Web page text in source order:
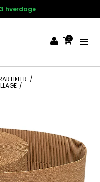
hverdage
0
/
/